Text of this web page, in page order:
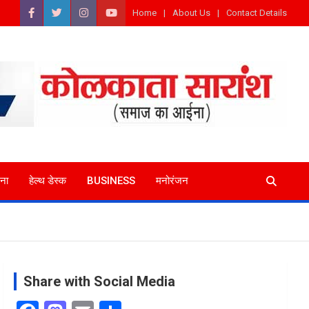
Home About Us Contact Details
हेल्थ डेस्क BUSINESS मनोरंजन
Share with Social Media